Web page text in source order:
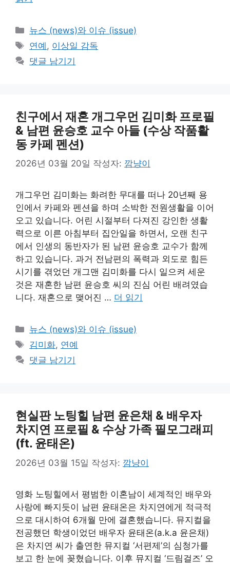
카
테
리
뉴스 (news)와 이슈 (issue)
태
그
연예 , 이상일 감독
댓글 남기기
친구에서 재혼 개그우먼 김미화 프로필
& 남편 윤승호 교수 아들 (수상 작품활
동 카페 펜션)
2026년 03월 20일 작성자: 깜냥이
개그우먼 김미화는 화려한 무대를 떠나 20년째 용
인에서 카페와 펜션을 하며 소박한 전원생활을 이어
오고 있습니다. 어린 시절부터 다져진 강인한 생활
력으로 이른 아침부터 집안일을 하면서, 오랜 친구
에서 인생의 동반자가 된 남편 윤승호 교수가 함께
하고 있습니다. 과거 전남편의 폭력과 외도로 힘든
시기를 겪었던 개그맨 김미화를 다시 일으켜 세운
것은 재혼한 남편 윤승호 씨의 진심 어린 배려였습
니다. 재혼으로 맺어진 … 더 읽기
카
테
리
뉴스 (news)와 이슈 (issue)
태
그
김미화, 연예
댓글 남기기
현실판 노팅힐 남편 윤은채 & 배우자
차지연 프로필 & 수상 가족 필모그래피
(ft. 윤태온)
2026년 03월 15일 작성자: 깜냥이
영화 노팅힐에서 평범한 이혼남이 세계적인 배우와
사랑에 빠지듯이 남편 윤태온은 차지연에게 적극적
으로 대시하여 6개월 만에 결혼했습니다. 뮤지컬을
전공했던 학생이었던 배우자 윤태온(a.k.a 윤은채)
은 차지연 씨가 출연한 뮤지컬 ‘서편제’의 심청가를
보고 한 눈에 꽂혔습니다. 이후 뮤지컬 ‘드림걸즈’ 오